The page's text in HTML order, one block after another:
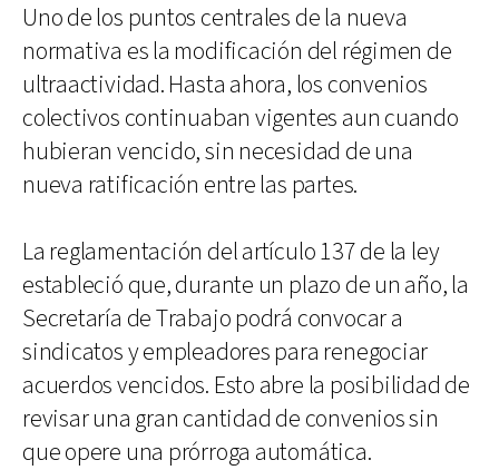
Uno de los puntos centrales de la nueva
normativa es la modificación del régimen de
ultraactividad. Hasta ahora, los convenios
colectivos continuaban vigentes aun cuando
hubieran vencido, sin necesidad de una
nueva ratificación entre las partes.
La reglamentación del artículo 137 de la ley
estableció que, durante un plazo de un año, la
Secretaría de Trabajo podrá convocar a
sindicatos y empleadores para renegociar
acuerdos vencidos. Esto abre la posibilidad de
revisar una gran cantidad de convenios sin
que opere una prórroga automática.